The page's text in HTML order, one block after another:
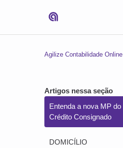
Agilize Contabilidade Online
Artigos nessa seção
Entenda a nova MP do
Crédito Consignado
DOMICÍLIO